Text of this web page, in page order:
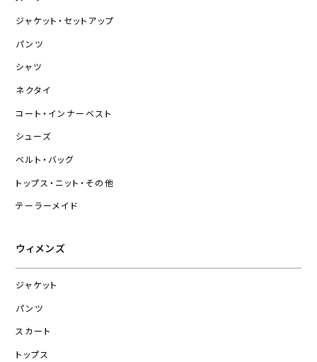
ジャケット・セットアップ
パンツ
シャツ
ネクタイ
コート・インナーベスト
シューズ
ベルト・バッグ
トップス・ニット・その他
テーラーメイド
ウィメンズ
ジャケット
パンツ
スカート
トップス